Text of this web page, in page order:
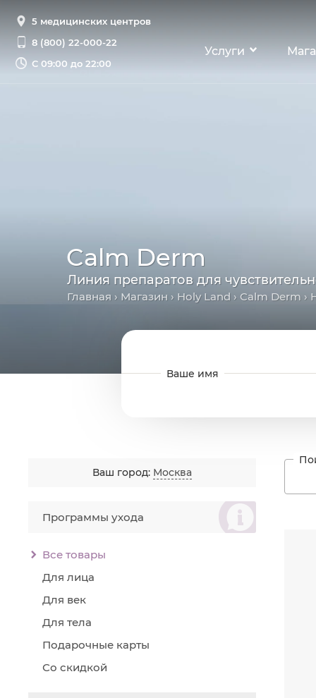
5 медицинских центров
8 (800) 22-000-22
С 09:00 до 22:00
Услуги
Calm Derm
Линия препаратов для
Главная › Магазин › Holy Land › Calm Derm ›
Ваш город: Москва
စ
Программы ухода
Все товары
Для лица
Для век
Для тела
Подарочные карты
Со скидкой